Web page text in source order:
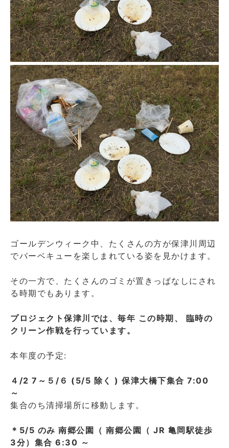
ゴールデンウィーク中、たくさんの方が保津川周辺
でバーベキューを楽しまれている姿を見かけます。
その一方で、たくさんのゴミが置きっぱなしにされ
る時期でもあります。
プロジェクト保津川では、毎年 この時期、 臨時の
クリーン作戦を行っています。
本年度の予定:
４/2 7～５/６ (5/5 除く ) 保津大橋下集合 7:00
～
集合のち清掃場所に移動します。
＊5/5 のみ 南郷公園（ 南郷公園（ JR 亀岡駅徒歩
3分）集合 6:30 ～